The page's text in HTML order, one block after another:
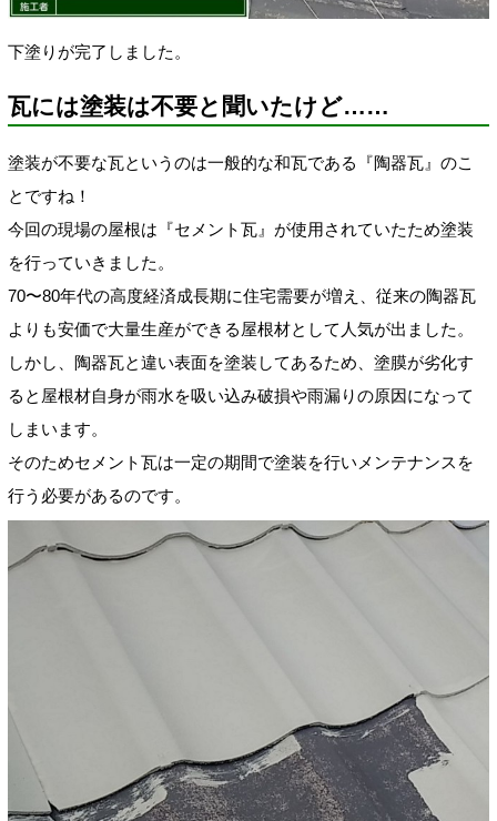
下塗りが完了しました。
瓦には塗装は不要と聞いたけど……
塗装が不要な瓦というのは一般的な和瓦である『陶器瓦』のこ
とですね！
今回の現場の屋根は『セメント瓦』が使用されていたため塗装
を行っていきました。
70〜80年代の高度経済成長期に住宅需要が増え、従来の陶器瓦
よりも安価で大量生産ができる屋根材として人気が出ました。
しかし、陶器瓦と違い表面を塗装してあるため、塗膜が劣化す
ると屋根材自身が雨水を吸い込み破損や雨漏りの原因になって
しまいます。
そのためセメント瓦は一定の期間で塗装を行いメンテナンスを
行う必要があるのです。